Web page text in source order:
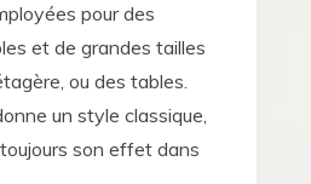
pour des
et de grandes tailles
ou des tables.
un style classique,
son effet dans